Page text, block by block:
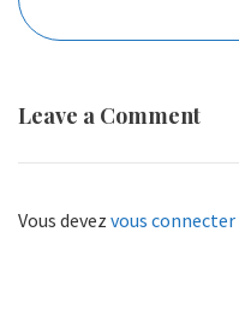
Leave a Comment
Vous devez vous connecter